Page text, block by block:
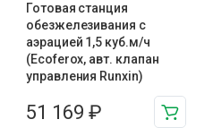
Готовая станция
обезжелезивания c
аэрацией 1,5 куб.м/ч
(Ecoferox, авт. клапан
управления Runxin)
51 169 ₽